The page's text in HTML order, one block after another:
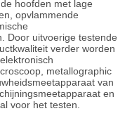
hoofden met lage
opvlammende
Door uitvoerige testende
verder worden
metallographic
van
en
voor het testen.